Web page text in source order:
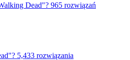
Dead"? 965 rozwiązań
5,433 rozwiązania